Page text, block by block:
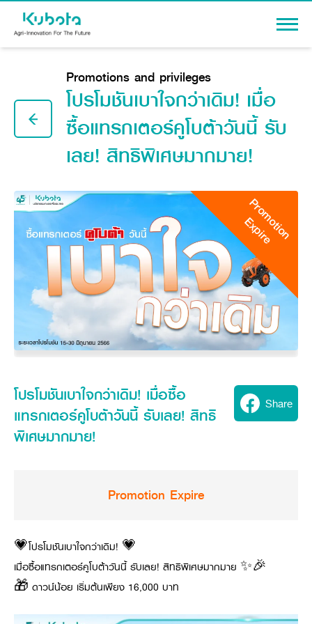
PRODUCTS
Tractor
Tractor implement
Combine Harvester
Rice Transplanter
Transplant Accessory
Diesel Engine
Power Tiller
Other products
Construction
Mini-excavator Implement
Wheel Loader
Agricultural Innovation
Knowledge
Dealers
Machinery
Machinery
Seeding Center
Seeding Center
Offers
Materials
Join the Network
Contact
Corporate
About Us
Company History
Vision & Mission
International
Background
Export Products
Career
Career
Job Positions
Employee Welfare
New Update
News & Activity
Corporate News
News & Social Activity
Environment, Safety and Occupational Health
KUBOTA and Farmerco-operation
Large Scale Farm
Learning Centre
Online
Showroom
Customer Service
Leasing
KUBOTA FARM
KUBOTA FAMILY
language
Promotions and privileges
โปรโมชันเบาใจกว่าเดิม! เมื่อ
ซื้อแทรกเตอร์คูโบต้าวันนี้ รับ
เลย! สิทธิพิเศษมากมาย!
Promotion
Expire
โปรโมชันเบาใจกว่าเดิม! เมื่อซื้อ
แทรกเตอร์คูโบต้าวันนี้ รับเลย! สิทธิ
พิเศษมากมาย!
Share
Promotion Expire
💗โปรโมชันเบาใจกว่าเดิม! 💗
เมื่อซื้อแทรกเตอร์คูโบต้าวันนี้ รับเลย! สิทธิพิเศษมากมาย ✨🎉
🎁 ดาวน์น้อย เริ่มต้นเพียง 16,000 บาท